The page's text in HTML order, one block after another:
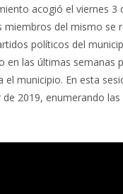
acogió el viernes
miembros del mismo se
políticos del
en las últimas semanas
el municipio. En esta
2019, enumerando